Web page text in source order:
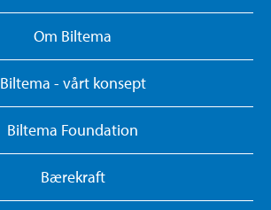
Om Biltema
Biltema - vårt konsept
Biltema Foundation
Bærekraft